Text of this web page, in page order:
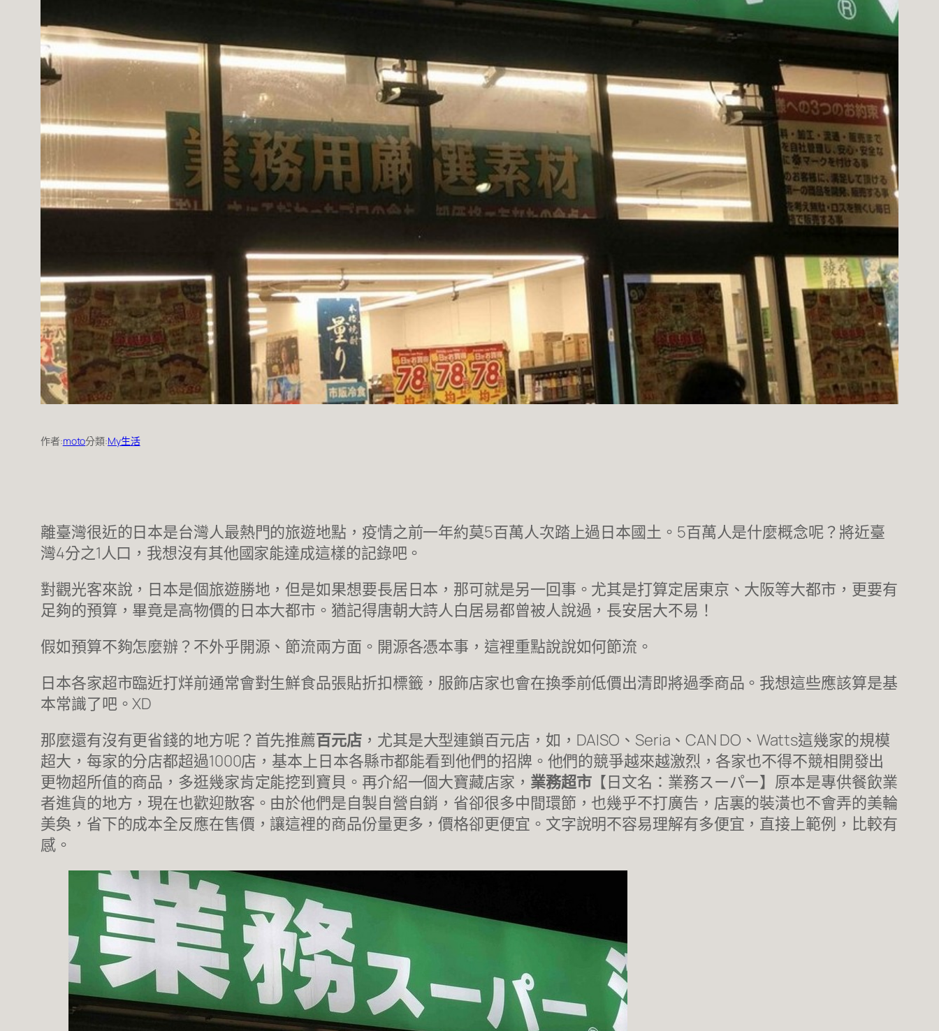
作者:moto分類:My生活
離臺灣很近的日本是台灣人最熱門的旅遊地點，疫情之前一年約莫5百萬人次踏上過日本國土。5百萬人是什麼概念呢？將近臺
灣4分之1人口，我想沒有其他國家能達成這樣的記錄吧。
對觀光客來說，日本是個旅遊勝地，但是如果想要長居日本，那可就是另一回事。尤其是打算定居東京、大阪等大都市，更要有
足夠的預算，畢竟是高物價的日本大都市。猶記得唐朝大詩人白居易都曾被人說過，長安居大不易！
假如預算不夠怎麼辦？不外乎開源、節流兩方面。開源各憑本事，這裡重點說說如何節流。
日本各家超市臨近打烊前通常會對生鮮食品張貼折扣標籤，服飾店家也會在換季前低價出清即將過季商品。我想這些應該算是基
本常識了吧。XD
那麼還有沒有更省錢的地方呢？首先推薦百元店，尤其是大型連鎖百元店，如，DAISO、Seria、CAN DO、Watts這幾家的規模
超大，每家的分店都超過1000店，基本上日本各縣市都能看到他們的招牌。他們的競爭越來越激烈，各家也不得不競相開發出
更物超所值的商品，多逛幾家肯定能挖到寶貝。再介紹一個大寶藏店家， 業務超市【日文名：業務スーパー】原本是專供餐飲業
者進貨的地方，現在也歡迎散客。由於他們是自製自營自銷，省卻很多中間環節，也幾乎不打廣告，店裏的裝潢也不會弄的美輪
美奐，省下的成本全反應在售價，讓這裡的商品份量更多，價格卻更便宜。文字說明不容易理解有多便宜，直接上範例，比較有
感。